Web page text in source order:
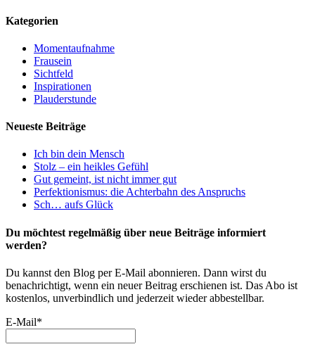
Kategorien
Momentaufnahme
Frausein
Sichtfeld
Inspirationen
Plauderstunde
Neueste Beiträge
Ich bin dein Mensch
Stolz – ein heikles Gefühl
Gut gemeint, ist nicht immer gut
Perfektionismus: die Achterbahn des Anspruchs
Sch… aufs Glück
Du möchtest regelmäßig über neue Beiträge informiert
werden?
Du kannst den Blog per E-Mail abonnieren. Dann wirst du
benachrichtigt, wenn ein neuer Beitrag erschienen ist. Das Abo ist
kostenlos, unverbindlich und jederzeit wieder abbestellbar.
E-Mail*